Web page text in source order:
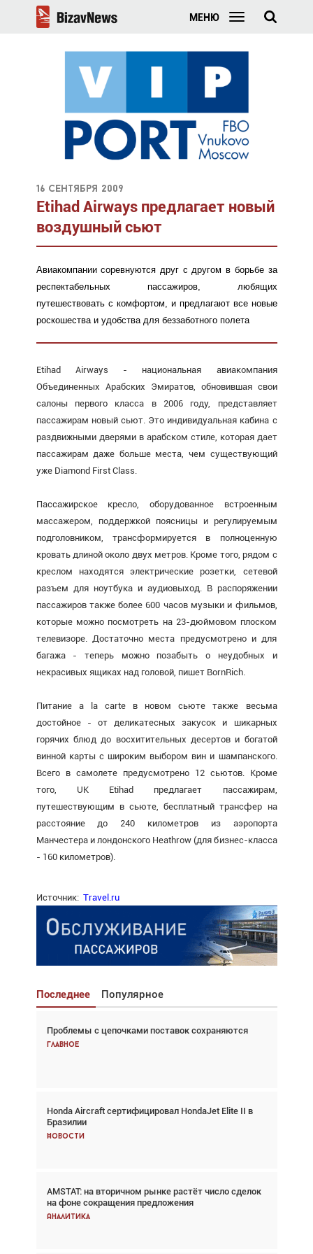
МЕНЮ
16 сентября 2009
Etihad Airways предлагает новый
воздушный сьют
Авиакомпании соревнуются друг с другом в борьбе за
респектабельных пассажиров, любящих
путешествовать с комфортом, и предлагают все новые
роскошества и удобства для беззаботного полета
Etihad Airways - национальная авиакомпания
Объединенных Арабских Эмиратов, обновившая свои
салоны первого класса в 2006 году, представляет
пассажирам новый сьют. Это индивидуальная кабина с
раздвижными дверями в арабском стиле, которая дает
пассажирам даже больше места, чем существующий
уже Diamond First Class.
Пассажирское кресло, оборудованное встроенным
массажером, поддержкой поясницы и регулируемым
подголовником, трансформируется в полноценную
кровать длиной около двух метров. Кроме того, рядом с
креслом находятся электрические розетки, сетевой
разъем для ноутбука и аудиовыход. В распоряжении
пассажиров также более 600 часов музыки и фильмов,
которые можно посмотреть на 23-дюймовом плоском
телевизоре. Достаточно места предусмотрено и для
багажа - теперь можно позабыть о неудобных и
некрасивых ящиках над головой, пишет BornRich.
Питание a la carte в новом сьюте также весьма
достойное - от деликатесных закусок и шикарных
горячих блюд до восхитительных десертов и богатой
винной карты с широким выбором вин и шампанского.
Всего в самолете предусмотрено 12 сьютов. Кроме
того, UK Etihad предлагает пассажирам,
путешествующим в сьюте, бесплатный трансфер на
расстояние до 240 километров из аэропорта
Манчестера и лондонского Heathrow (для бизнес-класса
- 160 километров).
Источник: Travel.ru
Последнее Популярное
Проблемы с цепочками поставок сохраняются
Главное
Honda Aircraft сертифицировал HondaJet Elite II в
Бразилии
Новости
AMSTAT: на вторичном рынке растёт число сделок
на фоне сокращения предложения
Аналитика
Взгляд с высоты: тандем вертолётов и БПЛА в
спасательных операциях
Авиационный фотограф Дэйв Кох: «Фотография
говорит сама за себя... а ИИ всё портит»
Новости
Проблемы с цепочками поставок сохраняются
Аналитика